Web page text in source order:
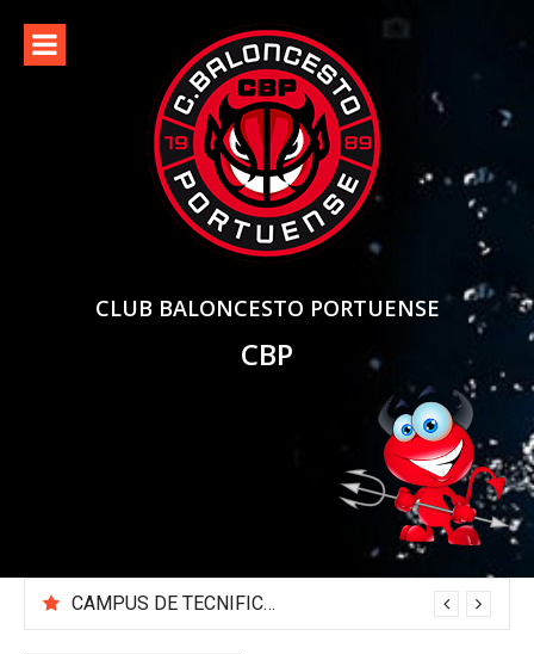
content
CLUB BALONCESTO PORTUENSE
CBP
CAMPUS DE TECNIFICACIÓN 2026 «BEA SÁNCHEZ»